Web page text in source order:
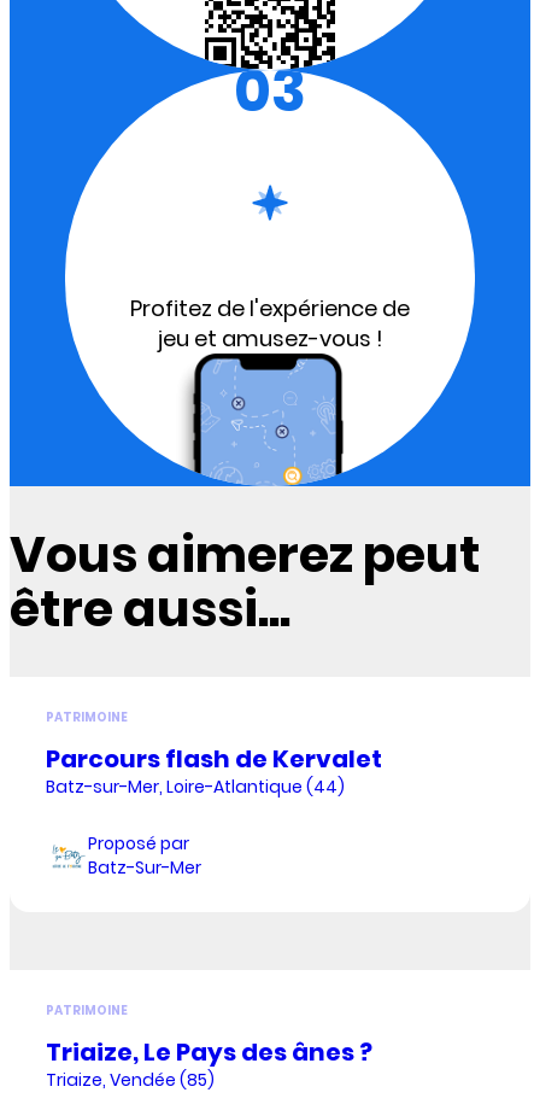
03
Profitez de l'expérience de
jeu et amusez-vous !
Vous aimerez peut
être aussi...
PATRIMOINE
Parcours flash de Kervalet
Batz-sur-Mer, Loire-Atlantique (44)
Proposé par
Batz-Sur-Mer
PATRIMOINE
Triaize, Le Pays des ânes ?
Triaize, Vendée (85)